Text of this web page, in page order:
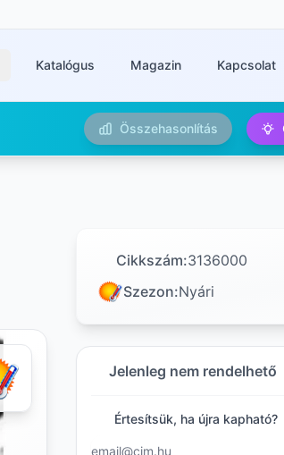
Katalógus Magazin Kapcsolat
Összehasonlítás
Cikkszám:3136000
Szezon:Nyári
Jelenleg nem rendelhető
Értesítsük, ha újra kapható?